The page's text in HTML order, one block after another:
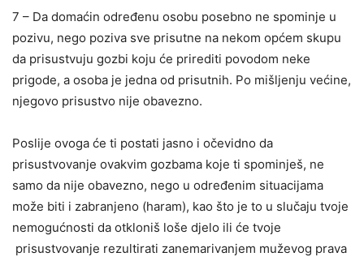
7 – Da domaćin određenu osobu posebno ne spominje u
pozivu, nego poziva sve prisutne na nekom općem skupu
da prisustvuju gozbi koju će prirediti povodom neke
prigode, a osoba je jedna od prisutnih. Po mišljenju većine,
njegovo prisustvo nije obavezno.
Poslije ovoga će ti postati jasno i očevidno da
prisustvovanje ovakvim gozbama koje ti spominješ, ne
samo da nije obavezno, nego u određenim situacijama
može biti i zabranjeno (haram), kao što je to u slučaju tvoje
nemogućnosti da otkloniš loše djelo ili će tvoje
prisustvovanje rezultirati zanemarivanjem muževog prava